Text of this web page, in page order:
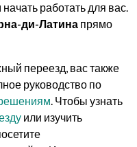
работать для вас.
ди-Латина прямо
переезд, вас также
руководство по
. Чтобы узнать
или изучить